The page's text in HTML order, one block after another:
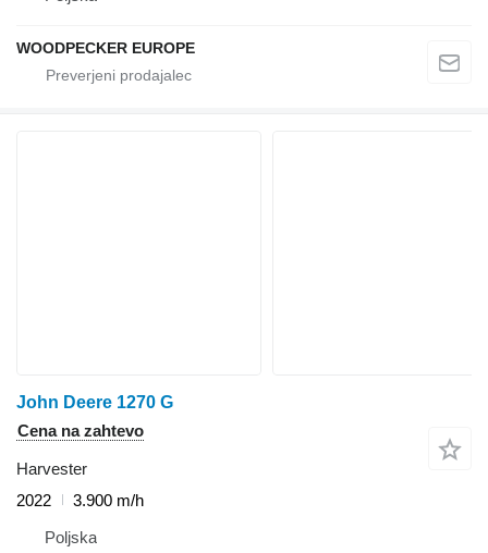
WOODPECKER EUROPE
John Deere 1270 G
Cena na zahtevo
Harvester
2022
3.900 m/h
Poljska